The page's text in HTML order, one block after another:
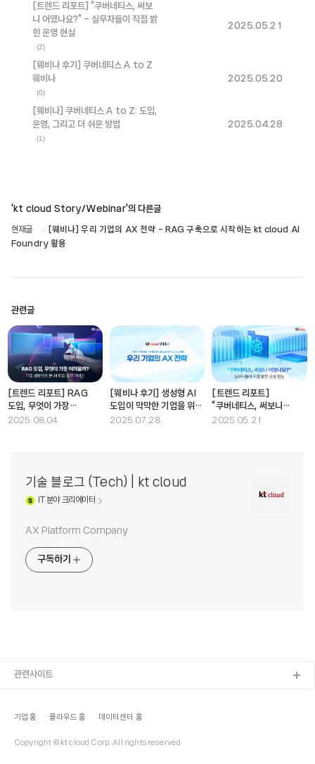
[트렌드 리포트] “쿠버네티스, 써보
니 어땠나요?” – 실무자들이 직접 밝
힌 운영 현실
(2)
2025.05.21
[웨비나 후기] 쿠버네티스 A to Z
웨비나
(0)
2025.05.20
[웨비나] 쿠버네티스 A to Z: 도입,
운영, 그리고 더 쉬운 방법
(1)
2025.04.28
'kt cloud Story/Webinar'의 다른글
현재글
[웨비나] 우리 기업의 AX 전략 - RAG 구축으로 시작하는 kt cloud AI
Foundry 활용
관련글
[트렌드 리포트] RAG
도입, 무엇이 가장
어려울까? - 기업
2025.08.04
[웨비나 후기] 생성형 AI
도입이 막막한 기업을 위한
현실적인 첫걸음
2025.07.28
[트렌드 리포트]
“쿠버네티스, 써보니
어땠나요?” – 실무자들이
2025.05.21
기술 블로그 (Tech) | kt cloud
IT분야 크리에이터
AX Platform Company
구독하기
기업 홈 클라우드 홈 데이터센터 홈
Copyright © kt cloud Corp. All rights reserved.
관련사이트